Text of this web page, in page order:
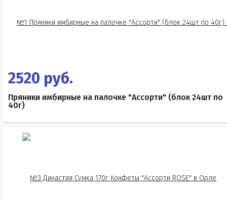
2520 руб.
Пряники имбирные на палочке "Ассорти" (блок 24шт по
40г)